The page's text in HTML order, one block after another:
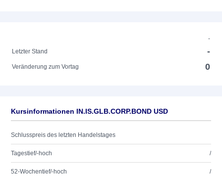
-
Letzter Stand
-
Veränderung zum Vortag 0
Kursinformationen IN.IS.GLB.CORP.BOND USD
Schlusspreis des letzten Handelstages
Tagestief/-hoch /
52-Wochentief/-hoch /